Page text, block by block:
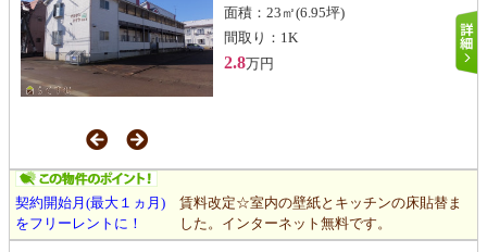
面積： 23㎡(6.95坪)
間取り： 1K
2.8万円
契約開始月(最大１ヵ月)
をフリーレントに！
賃料改定☆室内の壁紙とキッチンの床貼替ま
した。インターネット無料です。